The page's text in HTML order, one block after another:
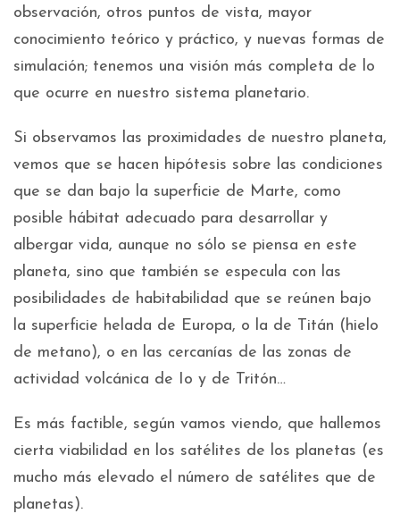
observación, otros puntos de vista, mayor
conocimiento teórico y práctico, y nuevas formas de
simulación; tenemos una visión más completa de lo
que ocurre en nuestro sistema planetario.
Si observamos las proximidades de nuestro planeta,
vemos que se hacen hipótesis sobre las condiciones
que se dan bajo la superficie de Marte, como
posible hábitat adecuado para desarrollar y
albergar vida, aunque no sólo se piensa en este
planeta, sino que también se especula con las
posibilidades de habitabilidad que se reúnen bajo
la superficie helada de Europa, o la de Titán (hielo
de metano), o en las cercanías de las zonas de
actividad volcánica de Io y de Tritón…
Es más factible, según vamos viendo, que hallemos
cierta viabilidad en los satélites de los planetas (es
mucho más elevado el número de satélites que de
planetas).